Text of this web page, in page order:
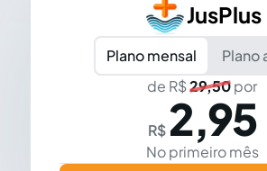
JusPlus
Plano mensal
Plano
de R$29,50por
R$ 2,95
No primeiro mês